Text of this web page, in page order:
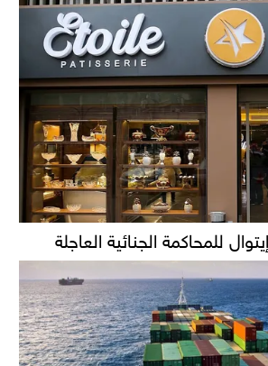
للمحاكمة الجنائية العاجلة